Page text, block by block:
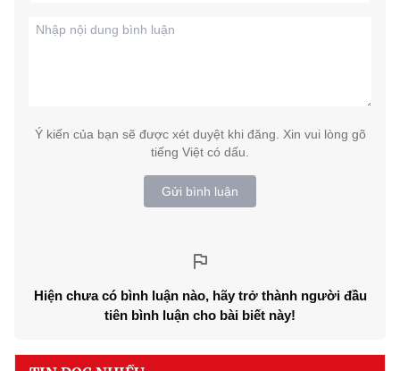
Ý kiến của bạn sẽ được xét duyệt khi đăng. Xin vui lòng gõ
tiếng Việt có dấu.
Gửi bình luận
Hiện chưa có bình luận nào, hãy trở thành người đầu
tiên bình luận cho bài biết này!